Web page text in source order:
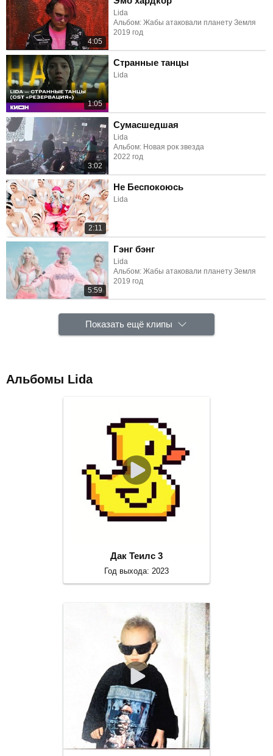
4:05
Lida
Альбом: Жабы атаковали планету Земля
2019 год
1:05
Странные танцы
Lida
3:02
Сумасшедшая
Lida
Альбом: Новая рок звезда
2022 год
2:11
Не Беспокоюсь
Lida
5:59
Гэнг бэнг
Lida
Альбом: Жабы атаковали планету Земля
2019 год
Показать ещё клипы
Альбомы Lida
Дак Теилс 3
Год выхода: 2023